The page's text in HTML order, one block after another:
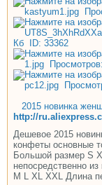
http://
Дешевое 2015
конфеты основные
Большой размер S
непосредственно
М L XL XXL Длина